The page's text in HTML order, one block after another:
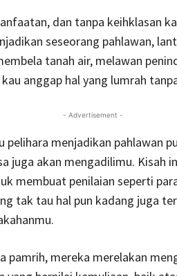
dan tanpa keihklasan
seseorang pahlawan,
tanah air, melawan
anggap hal yang lumrah
- Advertisement -
pelihara menjadikan pahlawan
juga akan mengadilimu. Kisah
membuat penilaian seperti
tak tau hal pun kadang juga
pamrih, mereka merelakan